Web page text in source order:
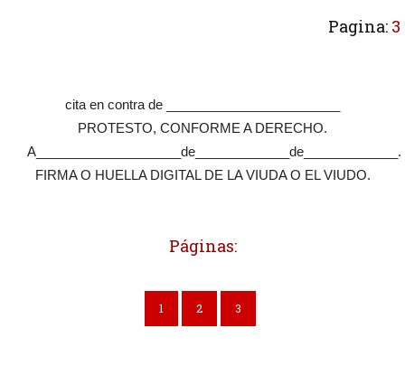
Pagina: 3
cita en contra de ________________________
PROTESTO, CONFORME A DERECHO.
A____________________de_____________de_____________.
FIRMA O HUELLA DIGITAL DE LA VIUDA O EL VIUDO.
Páginas:
1 2 3